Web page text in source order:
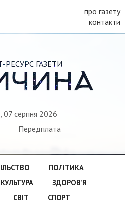
про газету
контакти
РЕСУРС ГАЗЕТИ
07 серпня 2026
Передплата
ПОЛІТИКА
КУЛЬТУРА
ЗДОРОВ’Я
СВІТ
СПОРТ